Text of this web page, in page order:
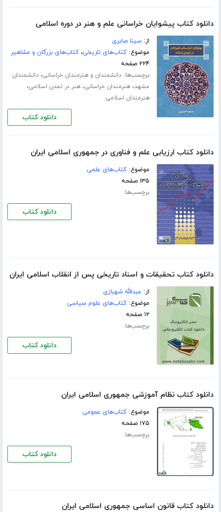
دانلود کتاب پیشوایان خراسانی علم و هنر در دوره اسلامی
از:سینا صابری
موضوع:کتاب‌های تاریخی،کتاب‌های بزرگان و مشاهیر
۲۲۴ صفحه
برچسب‌ها:دانشمندان و هنرمندان خراسانی،دانشمندان
مشهد،هنرمندان خراسانی،هنر در تمدن اسلامی،
هنرمندان اسلامی
دانلود کتاب
دانلود کتاب ارزیابی علم و فناوری در جمهوری اسلامی ایران
موضوع:کتاب‌های علمی
۱۳۵ صفحه
برچسب‌ها:
دانلود کتاب
دانلود کتاب تحقیقات و اسناد تاریخی پس از انقلاب اسلامی ایران
از: عبدالله شهبازی
موضوع:کتاب‌های علوم سیاسی
۱۲ صفحه
برچسب‌ها:
دانلود کتاب
دانلود کتاب نظام آموزشی جمهوری اسلامی ایران
موضوع:کتاب‌های عمومی
۱۷۵ صفحه
برچسب‌ها:
دانلود کتاب
دانلود کتاب قانون اساسی جمهوری اسلامی ایران